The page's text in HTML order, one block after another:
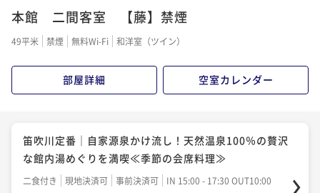
レクト《山梨ワインと和食をペアリング》
¥72,600~
2名 ¥ 68,970 ~
本館 二間客室 【藤】禁煙
49平米 禁煙 無料Wi-Fi 和洋室（ツイン）
部屋詳細 空室カレンダー
笛吹川定番｜自家源泉かけ流し！天然温泉100％の贅沢
な館内湯めぐりを満喫≪季節の会席料理≫
二食付き 現地決済可 事前決済可
IN 15:00 - 17:30 OUT10:00